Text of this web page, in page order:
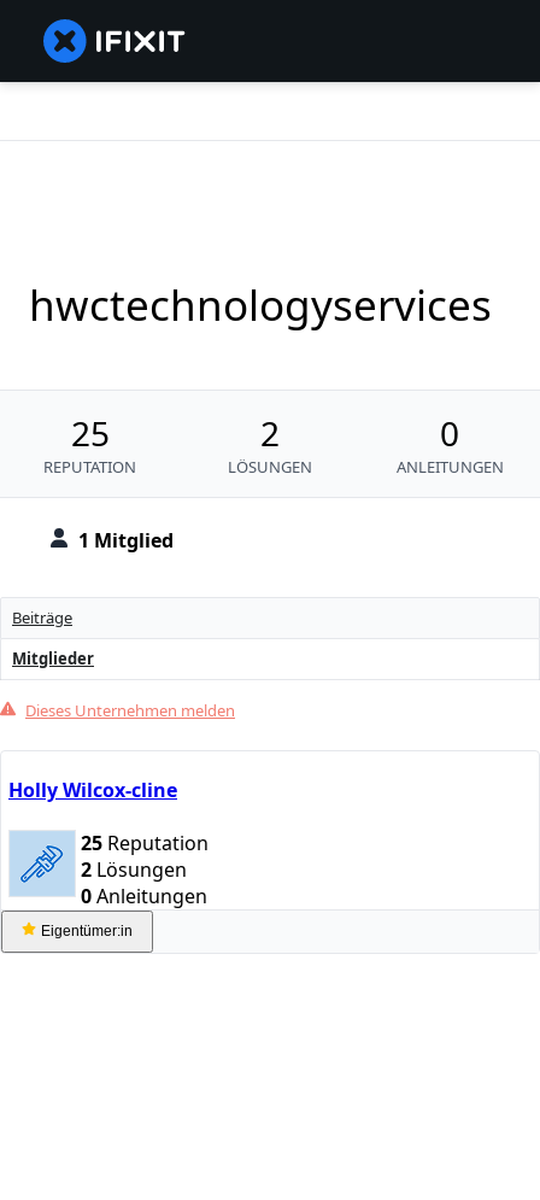
1 Mitglied
hwctechnologyservices
25
REPUTATION
2
LÖSUNGEN
0
ANLEITUNGEN
Beiträge
Mitglieder
Dieses Unternehmen melden
Holly Wilcox-cline
25 Reputation
2 Lösungen
0Anleitungen
Eigentümer:in